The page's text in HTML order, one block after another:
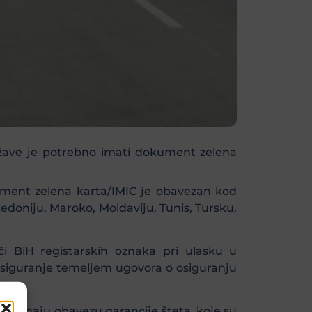
je potrebno imati dokument zelena
zelena karta/IMIC je obavezan kod
Maroko, Moldaviju, Tunis, Tursku,
BiH registarskih oznaka pri ulasku u
temeljem ugovora o osiguranju